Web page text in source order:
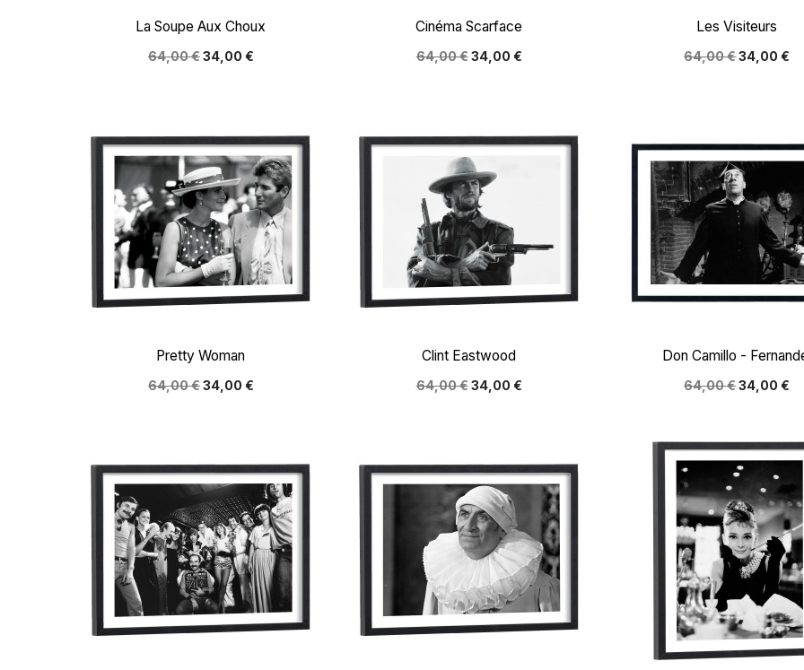
Aperçu rapide
La Soupe Aux Choux
64,00 €34,00 €
Aperçu rapide
Cinéma Scarface
64,00 €34,00 €
Aperçu rapide
Les Visiteurs
64,00 €34,00 €
Aperçu rapide
Pretty Woman
64,00 €34,00 €
Aperçu rapide
Clint Eastwood
64,00 €34,00 €
Aperçu rapide
Don Camillo -
64,00 €34,00 €